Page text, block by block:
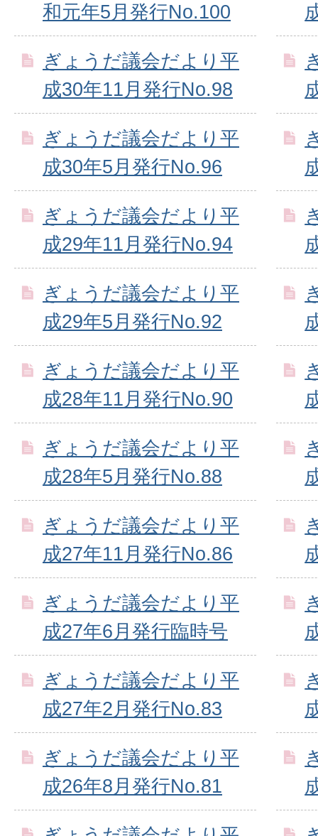
和元年5月発行No.100
ぎょうだ議会だより平
成30年11月発行No.98
ぎょうだ議会だより平
成30年5月発行No.96
ぎょうだ議会だより平
成29年11月発行No.94
ぎょうだ議会だより平
成29年5月発行No.92
ぎょうだ議会だより平
成28年11月発行No.90
ぎょうだ議会だより平
成28年5月発行No.88
ぎょうだ議会だより平
成27年11月発行No.86
ぎょうだ議会だより平
成27年6月発行臨時号
ぎょうだ議会だより平
成27年2月発行No.83
ぎょうだ議会だより平
成26年8月発行No.81